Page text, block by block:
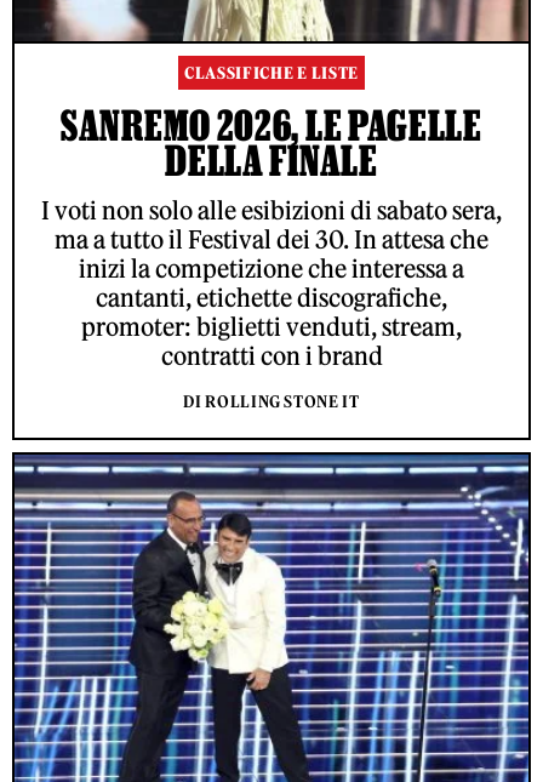
CLASSIFICHE E LISTE
SANREMO 2026, LE PAGELLE
DELLA FINALE
I voti non solo alle esibizioni di sabato sera,
ma a tutto il Festival dei 30. In attesa che
inizi la competizione che interessa a
cantanti, etichette discografiche,
promoter: biglietti venduti, stream,
contratti con i brand
DI ROLLING STONE IT